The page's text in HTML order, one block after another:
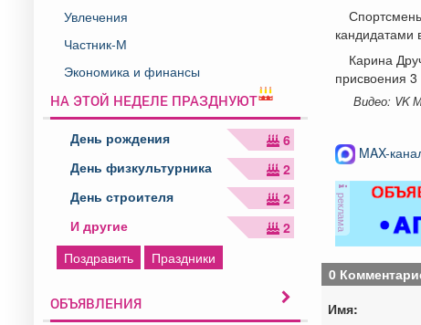
Увлечения
Частник-М
Экономика и финансы
НА ЭТОЙ НЕДЕЛЕ ПРАЗДНУЮТ
День рождения
6
День физкультурника
2
День строителя
2
И другие
2
Поздравить
Праздники
ОБЪЯВЛЕНИЯ
кандидатами
Карина
присвоения
Видео: VK
MAX-
реклама
0
Имя: